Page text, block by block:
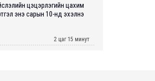
цэцэрлэгийн цахим
энэ сарын 10-нд эхэлнэ
2 цаг 15 минут